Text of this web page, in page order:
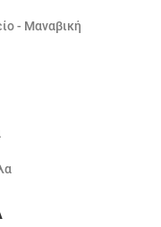
- Μαναβική